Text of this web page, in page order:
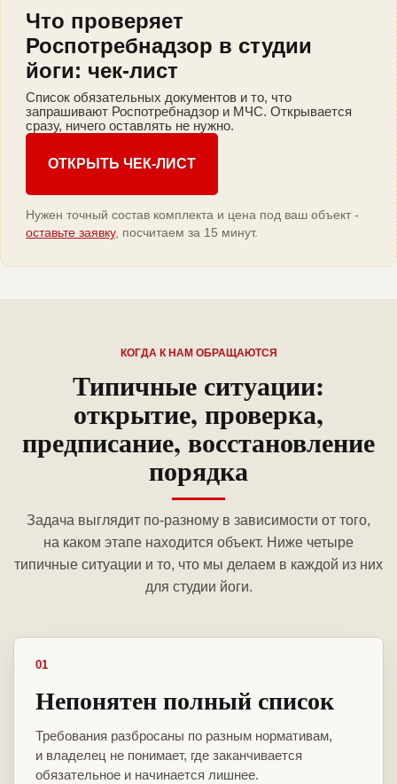
Что проверяет
Роспотребнадзор в студии
йоги: чек-лист
Список обязательных документов и то, что
запрашивают Роспотребнадзор и МЧС. Открывается
сразу, ничего оставлять не нужно.
ОТКРЫТЬ ЧЕК-ЛИСТ
Нужен точный состав комплекта и цена под ваш объект -
оставьте заявку, посчитаем за 15 минут.
КОГДА К НАМ ОБРАЩАЮТСЯ
Типичные ситуации:
открытие, проверка,
предписание, восстановление
порядка
Задача выглядит по-разному в зависимости от того,
на каком этапе находится объект. Ниже четыре
типичные ситуации и то, что мы делаем в каждой из них
для студии йоги.
01
Непонятен полный список
Требования разбросаны по разным нормативам,
и владелец не понимает, где заканчивается
обязательное и начинается лишнее.